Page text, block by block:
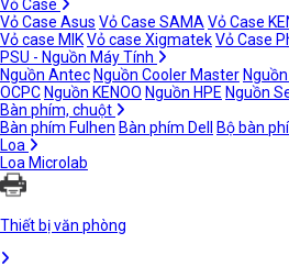
Vỏ Case
Vỏ Case Asus Vỏ Case SAMA Vỏ Case
Vỏ case MIKVỏ case XigmatekVỏ Case
PSU - Nguồn Máy Tính
Nguồn Antec Nguồn Cooler Master
OCPC Nguồn KENOO Nguồn HPE Nguồn
Bàn phím, chuột
Bàn phím Fulhen Bàn phím Dell Bộ bàn
Loa
Loa Microlab
Thiết bị văn phòng